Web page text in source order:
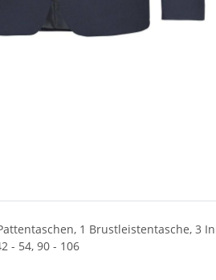
1 Brustleistentasche, 3
- 54, 90 - 106